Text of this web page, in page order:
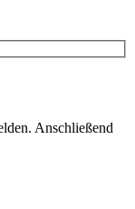
Anschließend